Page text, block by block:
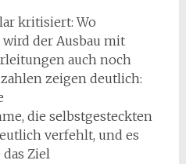
kritisiert: Wo
der Ausbau mit
auch noch
zeigen deutlich:
die selbstgesteckten
verfehlt, und es
Ziel